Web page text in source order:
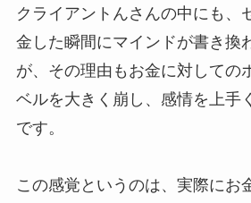
クライアントんさんの中にも、
金した瞬間にマインドが書き換
が、その理由もお金に対しての
ベルを大きく崩し、感情を上手
です。
この感覚というのは、実際にお